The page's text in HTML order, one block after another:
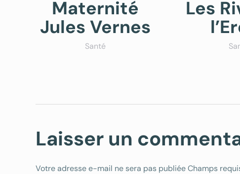
Maternité
Jules Vernes
Santé
Les
Laisser un
Votre adresse e-mail ne sera pas publiée Champs